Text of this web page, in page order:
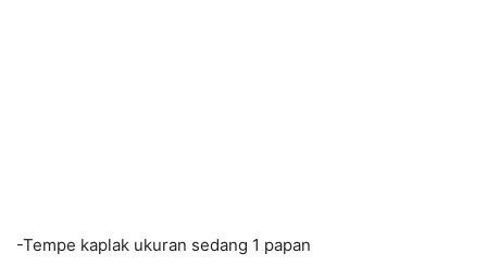
-Tempe kaplak ukuran sedang 1 papan